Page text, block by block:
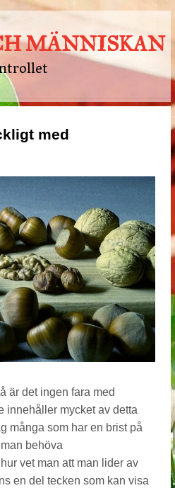
MÄNNISKAN
med
är det ingen fara med
innehåller mycket av detta
många som har en brist på
behöva
vet man att man lider av
en del tecken som kan visa